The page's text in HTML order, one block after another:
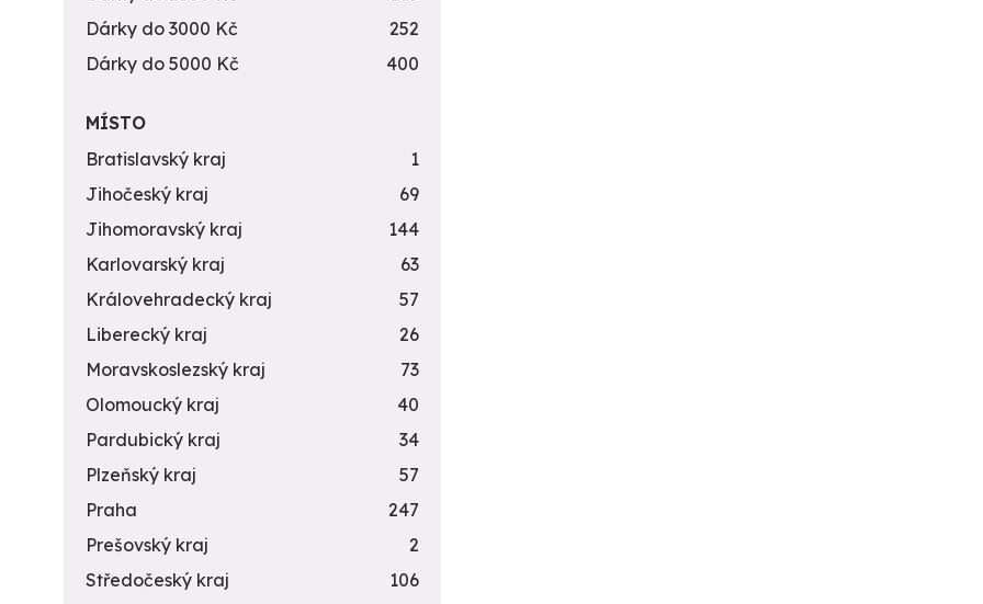
Dárky do 3000 Kč
252
Dárky do 5000 Kč
400
MÍSTO
Bratislavský kraj
1
Jihočeský kraj
69
Jihomoravský kraj
144
Karlovarský kraj
63
Královehradecký kraj
57
Liberecký kraj
26
Moravskoslezský kraj
73
Olomoucký kraj
40
Pardubický kraj
34
Plzeňský kraj
57
Praha
247
Prešovský kraj
2
Středočeský kraj
106